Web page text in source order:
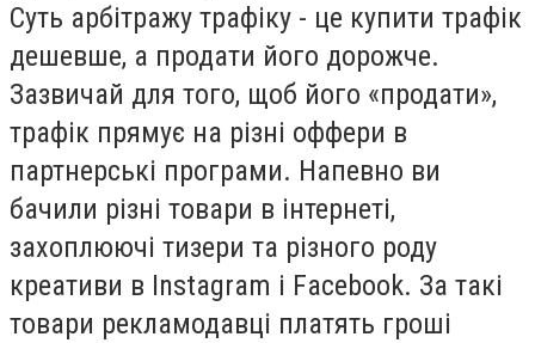
Суть арбітражу трафіку - це купити трафік
дешевше, а продати його дорожче.
Зазвичай для того, щоб його «продати»,
трафік прямує на різні оффери в
партнерські програми. Напевно ви
бачили різні товари в інтернеті,
захоплюючі тизери та різного роду
креативи в Instagram і Facebook. За такі
товари рекламодавці платять гроші